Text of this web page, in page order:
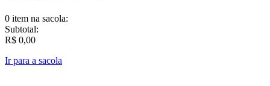
0 item na sacola:
Subtotal:
R$ 0,00
Ir para a sacola